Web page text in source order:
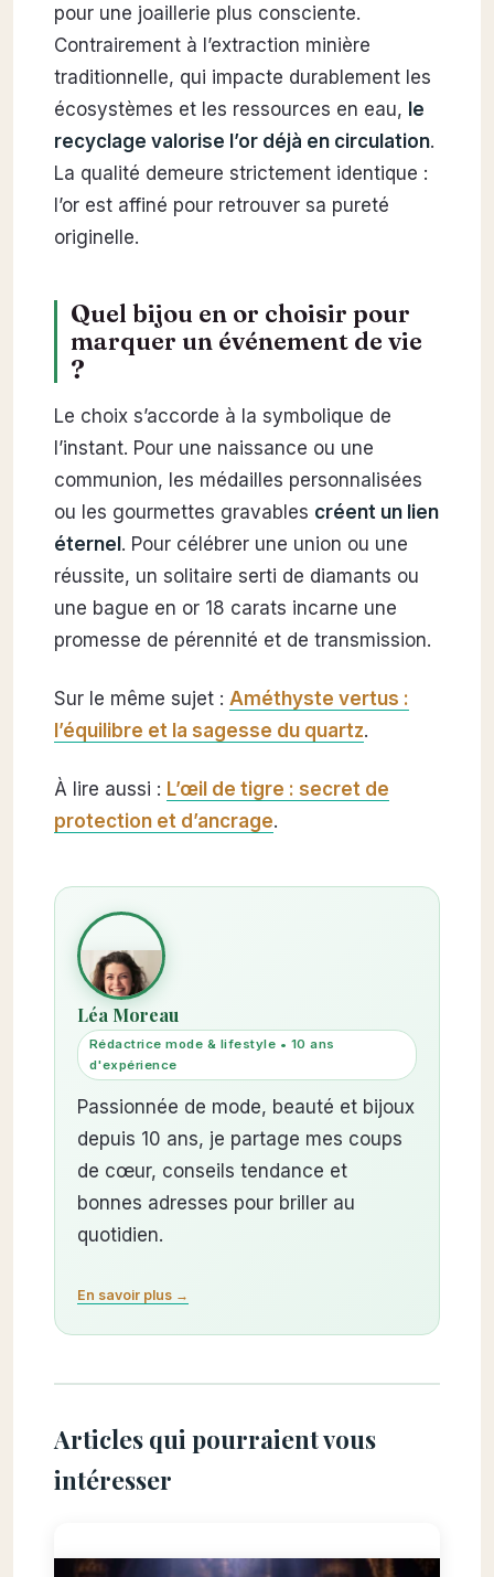
pour une joaillerie plus consciente.
Contrairement à l’extraction minière
traditionnelle, qui impacte durablement les
écosystèmes et les ressources en eau, le
recyclage valorise l’or déjà en circulation.
La qualité demeure strictement identique :
l’or est affiné pour retrouver sa pureté
originelle.
Quel bijou en or choisir pour
marquer un événement de vie
?
Le choix s’accorde à la symbolique de
l’instant. Pour une naissance ou une
communion, les médailles personnalisées
ou les gourmettes gravables créent un lien
éternel. Pour célébrer une union ou une
réussite, un solitaire serti de diamants ou
une bague en or 18 carats incarne une
promesse de pérennité et de transmission.
Sur le même sujet : Améthyste vertus :
l’équilibre et la sagesse du quartz.
À lire aussi : L’œil de tigre : secret de
protection et d’ancrage.
Léa Moreau
Rédactrice mode & lifestyle • 10 ans
d'expérience
Passionnée de mode, beauté et bijoux
depuis 10 ans, je partage mes coups
de cœur, conseils tendance et
bonnes adresses pour briller au
quotidien.
En savoir plus →
Articles qui pourraient vous
intéresser